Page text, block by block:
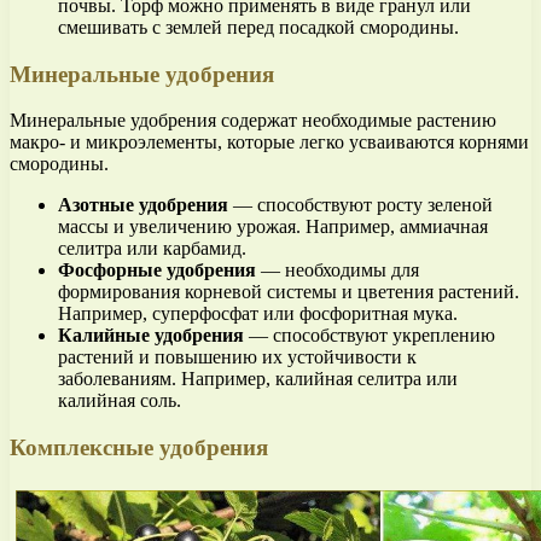
почвы. Торф можно применять в виде гранул или
смешивать с землей перед посадкой смородины.
Минеральные удобрения
Минеральные удобрения содержат необходимые растению
макро- и микроэлементы, которые легко усваиваются корнями
смородины.
Азотные удобрения — способствуют росту зеленой
массы и увеличению урожая. Например, аммиачная
селитра или карбамид.
Фосфорные удобрения — необходимы для
формирования корневой системы и цветения растений.
Например, суперфосфат или фосфоритная мука.
Калийные удобрения — способствуют укреплению
растений и повышению их устойчивости к
заболеваниям. Например, калийная селитра или
калийная соль.
Комплексные удобрения